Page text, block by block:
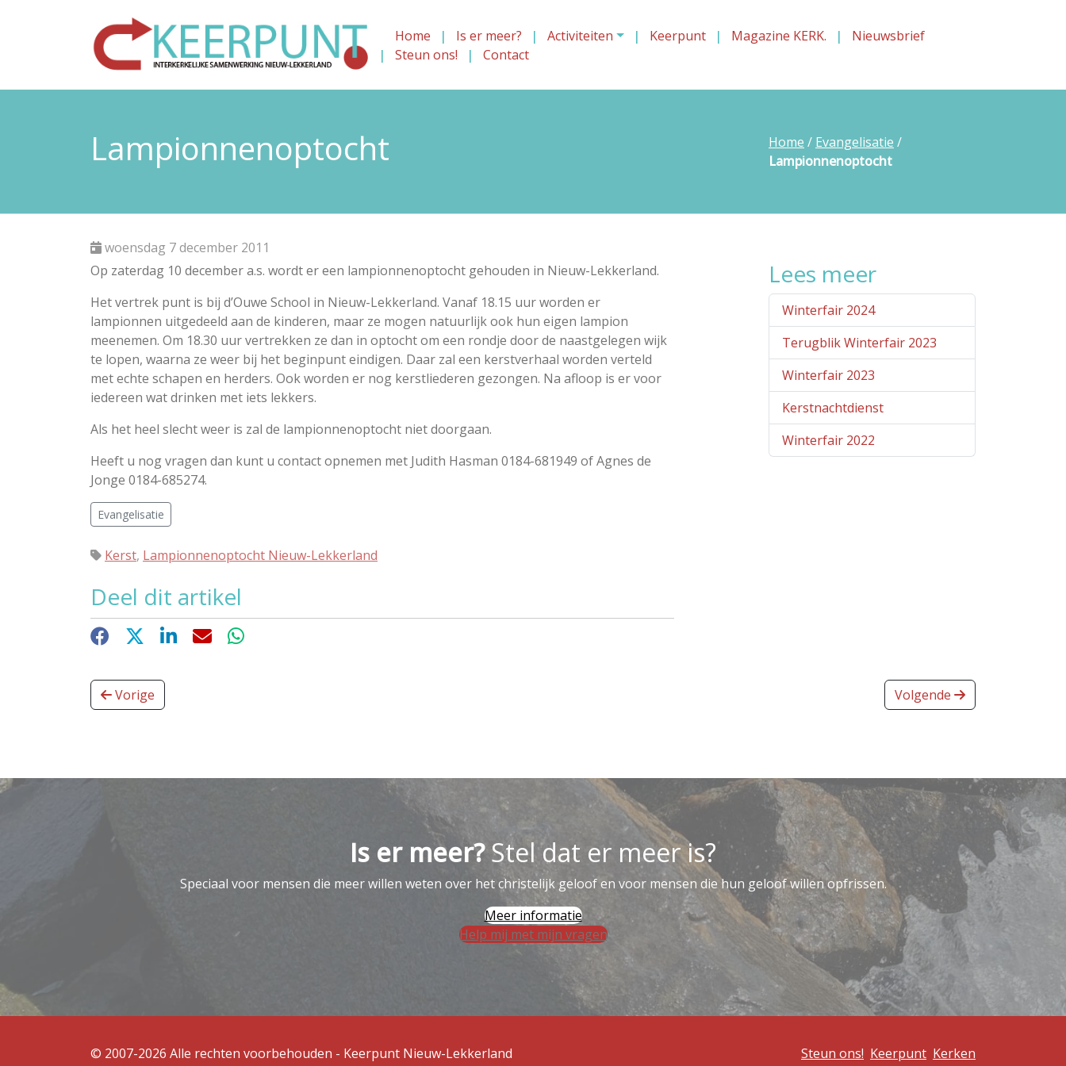
Home Is er meer? Activiteiten Keerpunt Magazine KERK.
Nieuwsbrief
Steun ons!
Contact
Lampionnenoptocht Home / Evangelisatie /
Lampionnenoptocht
woensdag 7 december 2011
Op zaterdag 10 december a.s. wordt er een lampionnenoptocht gehouden in Nieuw-Lekkerland.
Het vertrek punt is bij d’Ouwe School in Nieuw-Lekkerland. Vanaf 18.15 uur worden er
lampionnen uitgedeeld aan de kinderen, maar ze mogen natuurlijk ook hun eigen lampion
meenemen. Om 18.30 uur vertrekken ze dan in optocht om een rondje door de naastgelegen wijk
te lopen, waarna ze weer bij het beginpunt eindigen. Daar zal een kerstverhaal worden verteld
met echte schapen en herders. Ook worden er nog kerstliederen gezongen. Na afloop is er voor
iedereen wat drinken met iets lekkers.
Als het heel slecht weer is zal de lampionnenoptocht niet doorgaan.
Heeft u nog vragen dan kunt u contact opnemen met Judith Hasman 0184-681949 of Agnes de
Jonge 0184-685274.
Evangelisatie
Kerst, Lampionnenoptocht Nieuw-Lekkerland
Deel dit artikel
Facebook LinkedInE-mailWhatsApp
Lees meer
Winterfair 2024
Terugblik Winterfair 2023
Winterfair 2023
Kerstnachtdienst
Winterfair 2022
Vorige Volgende
Is er meer?Stel dat er meer is?
Speciaal voor mensen die meer willen weten over het christelijk geloof en voor mensen die hun geloof willen opfrissen.
Meer informatie
Help mij met mijn vragen
© 2007-2026 Alle rechten voorbehouden - Keerpunt Nieuw-Lekkerland
Steun ons! Keerpunt Kerken